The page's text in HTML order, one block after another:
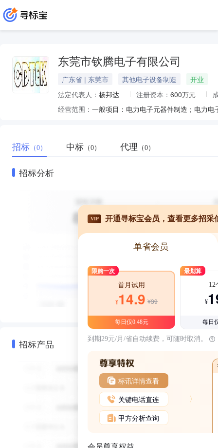
东莞市钦腾电子有限公司
广东省 | 东莞市 其他电子设备制造
开业
法定代表人： 杨邦达 注册资本： 600万元
经营范围：
招标 （0） 中标 （0） 代理 （0）
招标分析
招标产品
VIP 开通寻标宝会员，查看更多招采
单省会员
限购一次
首月试用
¥14.9 ¥39
每日仅0.48元
最划算
12
¥
每日
到期29元/月/省自动续费，可随时取消。
标讯详情查看
关键电话直连
甲方分析查询